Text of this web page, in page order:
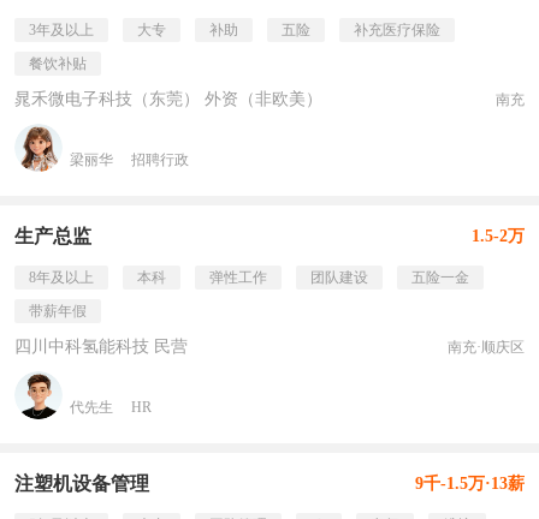
3年及以上 大专 补助 五险
补充医疗保险
餐饮补贴
晁禾微电子科技（东莞） 外资（非欧美） 南充
梁丽华 招聘行政
生产总监 1.5-2万
8年及以上 本科 弹性工作 团队建设
五险一金
带薪年假
四川中科氢能科技 民营 南充·顺庆区
代先生 HR
注塑机设备管理 9千-1.5万·13薪